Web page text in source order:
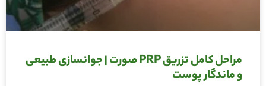
مراحل کامل تزریق PRP صورت | جوانسازی طبیعی
و ماندگار پوست